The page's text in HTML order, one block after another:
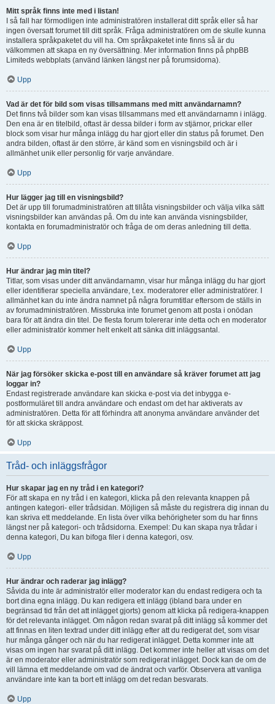
Mitt språk finns inte med i listan!
I så fall har förmodligen inte administratören installerat ditt språk eller så har
ingen översatt forumet till ditt språk. Fråga administratören om de skulle kunna
installera språkpaketet du vill ha. Om språkpaketet inte finns så är du
välkommen att skapa en ny översättning. Mer information finns på phpBB
Limiteds webbplats (använd länken längst ner på forumsidorna).
Upp
Vad är det för bild som visas tillsammans med mitt användarnamn?
Det finns två bilder som kan visas tillsammans med ett användarnamn i inlägg.
Den ena är en titelbild, oftast är dessa bilder i form av stjärnor, prickar eller
block som visar hur många inlägg du har gjort eller din status på forumet. Den
andra bilden, oftast är den större, är känd som en visningsbild och är i
allmänhet unik eller personlig för varje användare.
Upp
Hur lägger jag till en visningsbild?
Det är upp till forumadministratören att tillåta visningsbilder och välja vilka sätt
visningsbilder kan användas på. Om du inte kan använda visningsbilder,
kontakta en forumadministratör och fråga de om deras anledning till detta.
Upp
Hur ändrar jag min titel?
Titlar, som visas under ditt användarnamn, visar hur många inlägg du har gjort
eller identifierar speciella användare, t.ex. moderatorer eller administratörer. I
allmänhet kan du inte ändra namnet på några forumtitlar eftersom de ställs in
av forumadministratören. Missbruka inte forumet genom att posta i onödan
bara för att ändra din titel. De flesta forum tolererar inte detta och en moderator
eller administratör kommer helt enkelt att sänka ditt inläggsantal.
Upp
När jag försöker skicka e-post till en användare så kräver forumet att jag
loggar in?
Endast registrerade användare kan skicka e-post via det inbygga e-
postformuläret till andra användare och endast om det har aktiverats av
administratören. Detta för att förhindra att anonyma användare använder det
för att skicka skräppost.
Upp
Tråd- och inläggsfrågor
Hur skapar jag en ny tråd i en kategori?
För att skapa en ny tråd i en kategori, klicka på den relevanta knappen på
antingen kategori- eller trådsidan. Möjligen så måste du registrera dig innan du
kan skriva ett meddelande. En lista över vilka behörigheter som du har finns
längst ner på kategori- och trådsidorna. Exempel: Du kan skapa nya trådar i
denna kategori, Du kan bifoga filer i denna kategori, osv.
Upp
Hur ändrar och raderar jag inlägg?
Såvida du inte är administratör eller moderator kan du endast redigera och ta
bort dina egna inlägg. Du kan redigera ett inlägg (ibland bara under en
begränsad tid från det att inlägget gjorts) genom att klicka på redigera-knappen
för det relevanta inlägget. Om någon redan svarat på ditt inlägg så kommer det
att finnas en liten textrad under ditt inlägg efter att du redigerat det, som visar
hur många gånger och när du har redigerat inlägget. Detta kommer inte att
visas om ingen har svarat på ditt inlägg. Det kommer inte heller att visas om det
är en moderator eller administratör som redigerat inlägget. Dock kan de om de
vill lämna ett meddelande om vad de ändrat och varför. Observera att vanliga
användare inte kan ta bort ett inlägg om det redan besvarats.
Upp